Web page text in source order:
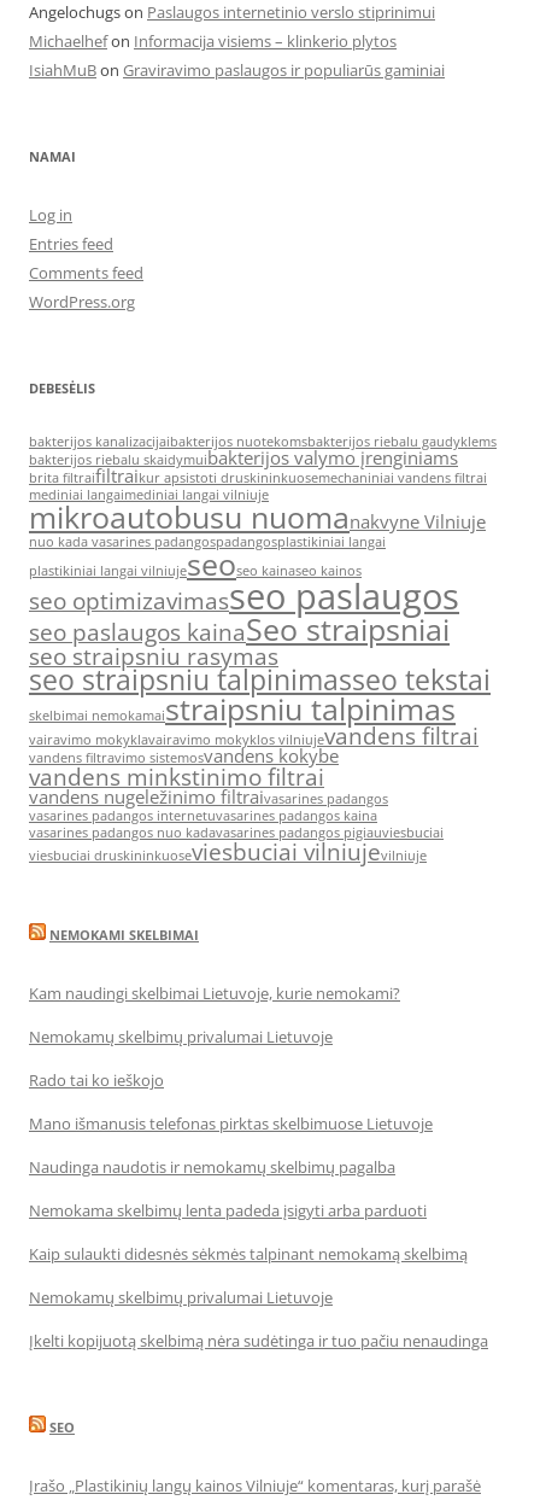
Angelochugson Paslaugos internetinio verslo stiprinimui
Michaelhefon Informacija visiems – klinkerio plytos
IsiahMuBon Graviravimo paslaugos ir populiarūs gaminiai
NAMAI
Log in
Entries feed
Comments feed
WordPress.org
DEBESĖLIS
bakterijos kanalizacijaibakterijos nuotekomsbakterijos riebalu gaudyklems
bakterijos riebalu skaidymuibakterijos valymo įrenginiams
brita filtraifiltraikur apsistoti druskininkuosemechaniniai vandens filtrai
mediniai langaimediniai langai vilniuje
mikroautobusu nuomanakvyne Vilniuje
nuo kada vasarines padangospadangosplastikiniai langai
plastikiniai langai vilniujeseoseo kainaseo kainos
seo optimizavimasseo paslaugos
seo paslaugos kainaSeo straipsniai
seo straipsniu rasymas
seo straipsniu talpinimasseo tekstai
skelbimai nemokamaistraipsniu talpinimas
vairavimo mokyklavairavimo mokyklos vilniujevandens filtrai
vandens filtravimo sistemosvandens kokybe
vandens minkstinimo filtrai
vandens nugeležinimo filtraivasarines padangos
vasarines padangos internetuvasarines padangos kaina
vasarines padangos nuo kadavasarines padangos pigiauviesbuciai
viesbuciai druskininkuoseviesbuciai vilniujevilniuje
NEMOKAMI SKELBIMAI
Kam naudingi skelbimai Lietuvoje, kurie nemokami?
Nemokamų skelbimų privalumai Lietuvoje
Rado tai ko ieškojo
Mano išmanusis telefonas pirktas skelbimuose Lietuvoje
Naudinga naudotis ir nemokamų skelbimų pagalba
Nemokama skelbimų lenta padeda įsigyti arba parduoti
Kaip sulaukti didesnės sėkmės talpinant nemokamą skelbimą
Nemokamų skelbimų privalumai Lietuvoje
Įkelti kopijuotą skelbimą nėra sudėtinga ir tuo pačiu nenaudinga
SEO
Įrašo „Plastikinių langų kainos Vilniuje“ komentaras, kurį parašė